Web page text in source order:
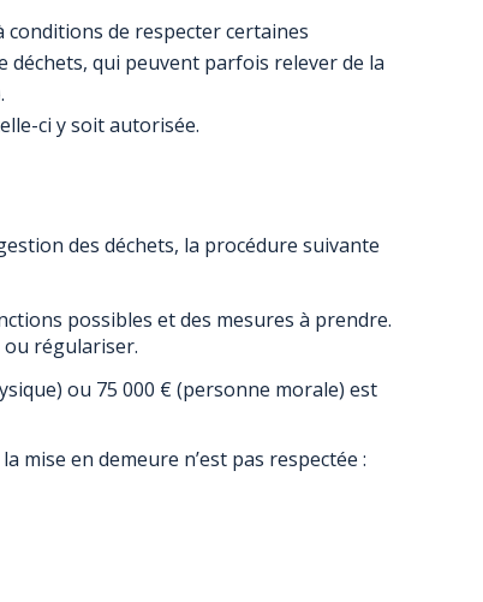
conditions de respecter certaines
qui peuvent parfois relever de la
ci y soit autorisée.
des déchets, la procédure suivante
possibles et des mesures à prendre.
régulariser.
ou 75 000 € (personne morale) est
mise en demeure n’est pas respectée :